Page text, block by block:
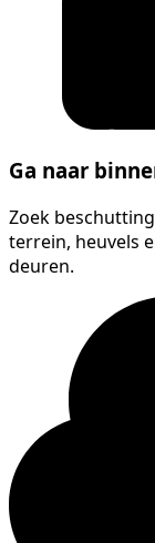
Ga naar
Zoek
terrein, heuvels
deuren.